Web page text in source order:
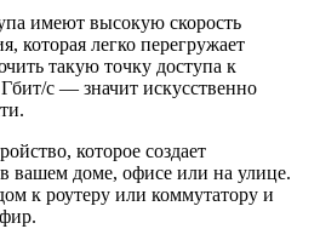
имеют высокую скорость
которая легко перегружает
такую точку доступа к
с — значит искусственно
которое создает
вашем доме, офисе или на улице.
к роутеру или коммутатору и